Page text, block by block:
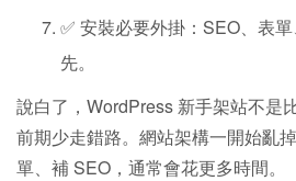
✅ 安裝必要外掛：SEO、表
先。
說白了，WordPress 新手架站不是
前期少走錯路。網站架構一開始亂
單、補 SEO，通常會花更多時間。